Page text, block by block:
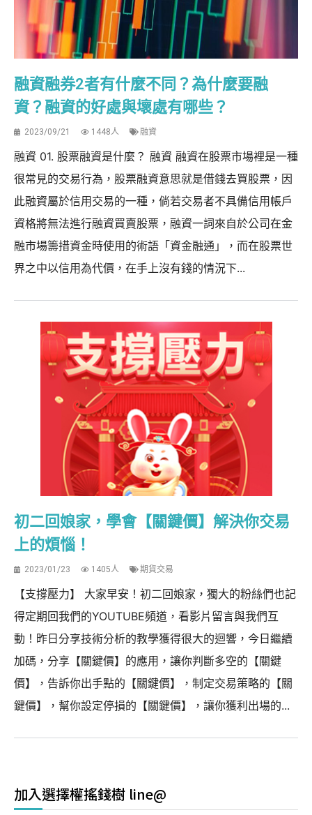
融資融券2者有什麼不同？為什麼要融
資？融資的好處與壞處有哪些？
2023/09/21 1448人 融資
融資 01. 股票融資是什麼？ 融資 融資在股票市場裡是一種
很常見的交易行為，股票融資意思就是借錢去買股票，因
此融資屬於信用交易的一種，倘若交易者不具備信用帳戶
資格將無法進行融資買賣股票，融資一詞來自於公司在金
融市場籌措資金時使用的術語「資金融通」，而在股票世
界之中以信用為代價，在手上沒有錢的情況下...
初二回娘家，學會【關鍵價】解決你交易
上的煩惱！
2023/01/23 1405人 期貨交易
【支撐壓力】 大家早安！初二回娘家，獨大的粉絲們也記
得定期回我們的YOUTUBE頻道，看影片留言與我們互
動！昨日分享技術分析的教學獲得很大的迴響，今日繼續
加碼，分享【關鍵價】的應用，讓你判斷多空的【關鍵
價】，告訴你出手點的【關鍵價】，制定交易策略的【關
鍵價】，幫你設定停損的【關鍵價】，讓你獲利出場的...
加入選擇權搖錢樹 line@